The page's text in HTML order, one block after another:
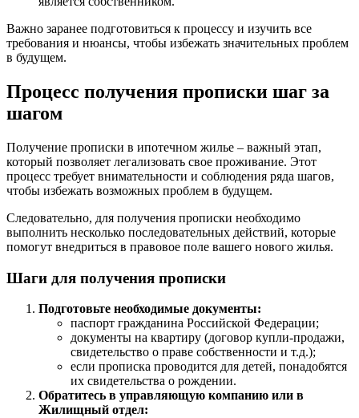
Важно заранее подготовиться к процессу и изучить все
требования и нюансы, чтобы избежать значительных проблем
в будущем.
Процесс получения прописки шаг за
шагом
Получение прописки в ипотечном жилье – важный этап,
который позволяет легализовать свое проживание. Этот
процесс требует внимательности и соблюдения ряда шагов,
чтобы избежать возможных проблем в будущем.
Следовательно, для получения прописки необходимо
выполнить несколько последовательных действий, которые
помогут внедриться в правовое поле вашего нового жилья.
Шаги для получения прописки
Подготовьте необходимые документы:
паспорт гражданина Российской Федерации;
документы на квартиру (договор купли-продажи,
свидетельство о праве собственности и т.д.);
если прописка проводится для детей, понадобятся
их свидетельства о рождении.
Обратитесь в управляющую компанию или в
Жилищный отдел: